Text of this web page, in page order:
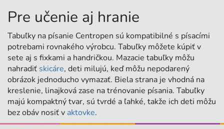
Pre učenie aj hranie
Tabuľky na písanie Centropen sú kompatibilné s písacími
potrebami rovnakého výrobcu. Tabuľky môžete kúpiť v
sete aj s fixkami a handričkou. Mazacie tabuľky môžu
nahradiť skicáre, deti milujú, keď môžu nepodarený
obrázok jednoducho vymazať. Biela strana je vhodná na
kreslenie, linajková zase na trénovanie písania. Tabuľky
majú kompaktný tvar, sú tvrdé a ľahké, takže ich deti môžu
bez obáv nosiť v aktovke.